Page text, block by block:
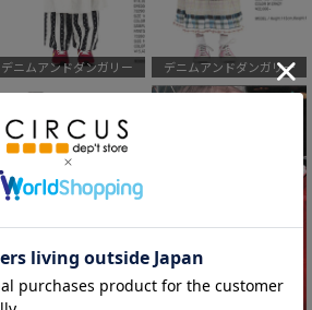
デニムアンドダンガリー デニムアンドダンガリー